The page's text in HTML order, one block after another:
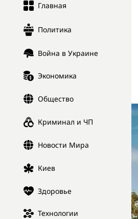
Главная
Политика
Война в Украине
Экономика
Общество
Криминал и ЧП
Новости Мира
Киев
Здоровье
Технологии